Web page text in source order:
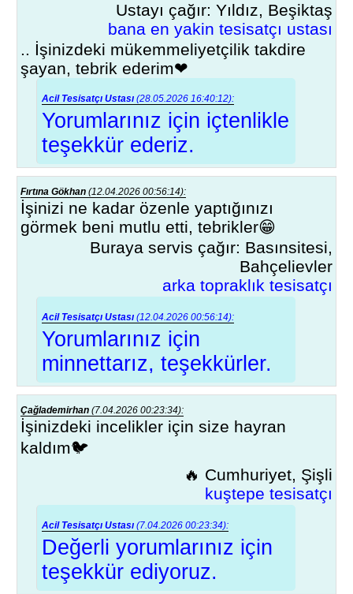
Ustayı çağır: Yıldız, Beşiktaş
bana en yakin tesisatçı ustası
.. İşinizdeki mükemmeliyetçilik takdire
şayan, tebrik ederim❤
Acil Tesisatçı Ustası (28.05.2026 16:40:12):
Yorumlarınız için içtenlikle
teşekkür ederiz.
Fırtına Gökhan (12.04.2026 00:56:14):
İşinizi ne kadar özenle yaptığınızı
görmek beni mutlu etti, tebrikler😁
Buraya servis çağır: Basınsitesi,
Bahçelievler
arka topraklık tesisatçı
Acil Tesisatçı Ustası (12.04.2026 00:56:14):
Yorumlarınız için
minnettarız, teşekkürler.
Çağlademirhan (7.04.2026 00:23:34):
İşinizdeki incelikler için size hayran
kaldım🐦
🔥 Cumhuriyet, Şişli
kuştepe tesisatçı
Acil Tesisatçı Ustası (7.04.2026 00:23:34):
Değerli yorumlarınız için
teşekkür ediyoruz.